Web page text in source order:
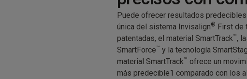
Puede ofrecer resultados
única del sistema Invisalign® First de
patentadas, el material SmartTrack™,
SmartForce™ y la tecnología
material SmartTrack™ ofrece un
más predecible1 comparado con los